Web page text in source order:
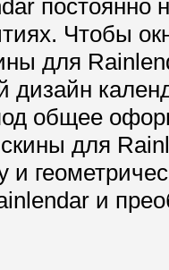
постоянно
Чтобы
для
дизайн
общее
для
и
и